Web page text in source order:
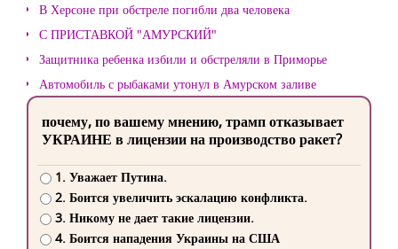
В Херсоне при обстреле погибли два человека
С ПРИСТАВКОЙ "АМУРСКИЙ"
Защитника ребенка избили и обстреляли в Приморье
Автомобиль с рыбаками утонул в Амурском заливе
почему, по вашему мнению, трамп отказывает
УКРАИНЕ в лицензии на производство ракет?
1. Уважает Путина.
2. Боится увеличить эскалацию конфликта.
3. Никому не дает такие лицензии.
4. Боится нападения Украины на США